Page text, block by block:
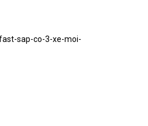
sap-co-3-xe-moi-